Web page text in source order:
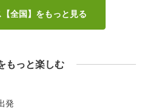
全国】をもっと見る
もっと楽しむ
発